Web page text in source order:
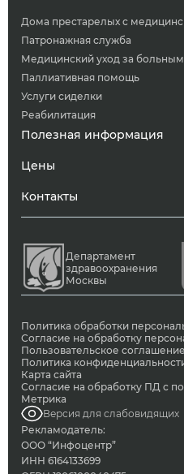
Дома престарелых с
Патронажная служба
Медицинский уход за
Паллиативная помощь
Услуги сиделки
Реабилитация
Полезная информация
Цены
Контакты
Департамент
здравоохранения
Москвы
Политика обработки
Согласие на обработку
Пользовательское соглашение
Политика
Карта сайта
Согласие на обработку ПД с
Метрика
Версия для слабовидящих
Рекламодатель:
ООО “Инфоцентр”
ИНН 6164133699